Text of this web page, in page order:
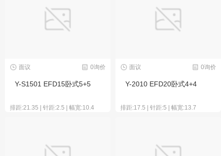
0询价
面议
Y-S1501 EFD15卧式5+5
排距:21.35 | 针距:2.5 | 幅宽:10.4
0询价
面议
Y-2010 EFD20卧式4+4
排距:17.5 | 针距:5 | 幅宽:13.7